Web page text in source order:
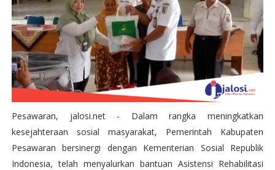
Pesawaran, jalosi.net - Dalam rangka meningkatkan
kesejahteraan sosial masyarakat, Pemerintah Kabupaten
Pesawaran bersinergi dengan Kementerian Sosial Republik
Indonesia, telah menyalurkan bantuan Asistensi Rehabilitasi